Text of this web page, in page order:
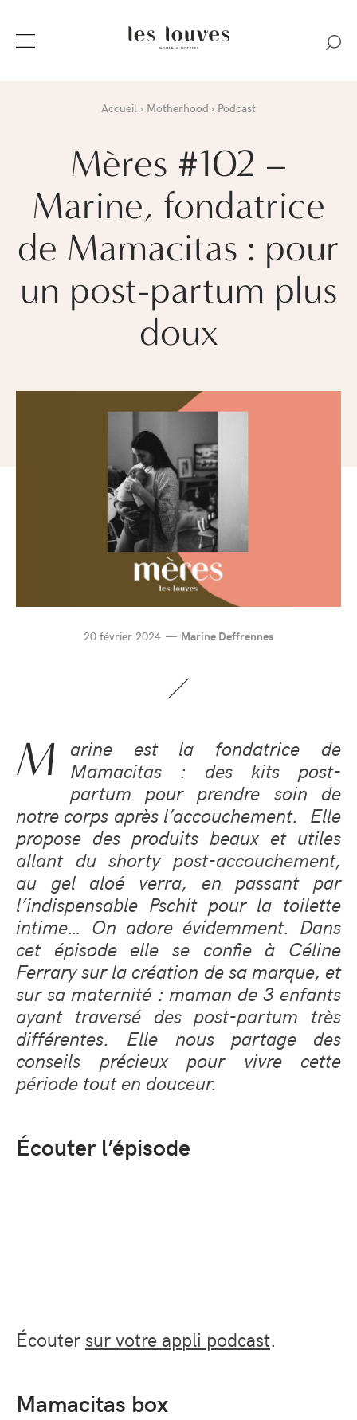
Accueil Motherhood Podcast
Mères #102 –
Marine, fondatrice
de Mamacitas : pour
un post-partum plus
doux
20 février 2024 Marine Deffrennes
M
arine est la fondatrice de
Mamacitas : des kits post-
partum pour prendre soin de
notre corps après l’accouchement. Elle
propose des produits beaux et utiles
allant du shorty post-accouchement,
au gel aloé verra, en passant par
l’indispensable Pschit pour la toilette
intime… On adore évidemment. Dans
cet épisode elle se confie à Céline
Ferrary sur la création de sa marque, et
sur sa maternité : maman de 3 enfants
ayant traversé des post-partum très
différentes. Elle nous partage des
conseils précieux pour vivre cette
période tout en douceur.
Écouter l’épisode
Écouter sur votre appli podcast.
Mamacitas box